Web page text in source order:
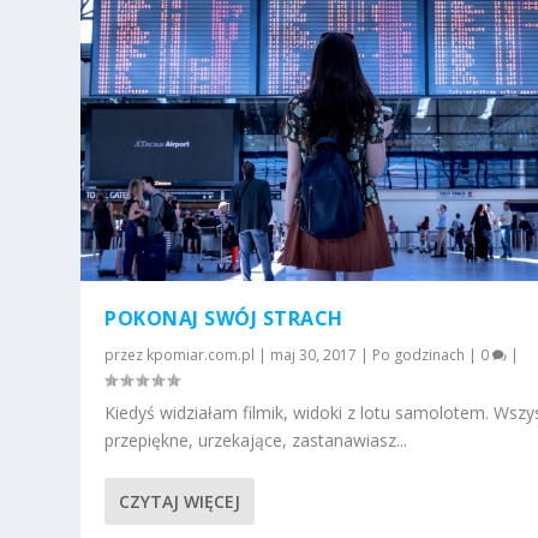
POKONAJ SWÓJ STRACH
przez kpomiar.com.pl | maj 30, 2017 | Po godzinach | 0 |
Kiedyś widziałam filmik, widoki z lotu samolotem.
przepiękne, urzekające, zastanawiasz...
CZYTAJ WIĘCEJ